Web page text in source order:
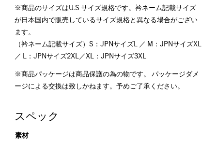
※商品のサイズはU.S サイズ規格です。衿ネーム記載サイズ
が日本国内で販売しているサイズ規格と異なる場合がござい
ます。
（衿ネーム記載サイズ）S：JPNサイズL ／ M：JPNサイズXL
／ L：JPNサイズ2XL／XL：JPNサイズ3XL
※商品パッケージは商品保護の為の物です。 パッケージダメ
ージによる交換は致しかねます。予めご了承ください。
スペック
素材